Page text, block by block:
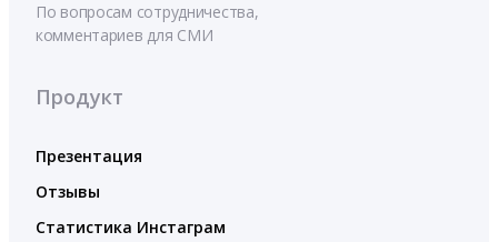
По вопросам сотрудничества,
комментариев для СМИ
Продукт
Презентация
Отзывы
Статистика Инстаграм